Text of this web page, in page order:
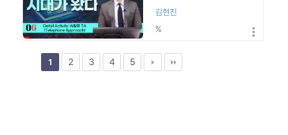
(…김현진
%
1 2 3 4 5